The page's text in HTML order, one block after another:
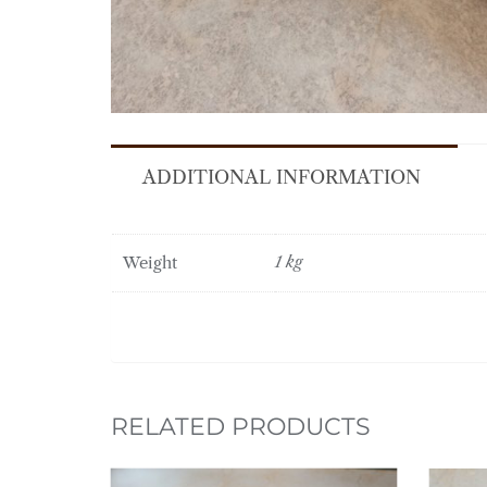
ADDITIONAL INFORMATION
Weight 1 kg
RELATED PRODUCTS